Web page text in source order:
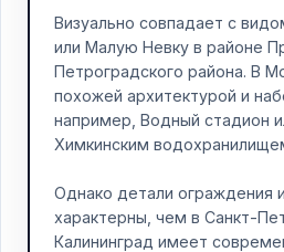
Визуально совпадает с
или Малую Невку в районе
Петроградского района. В
похожей архитектурой и
например, Водный стадион
Химкинским
Однако детали ограждения
характерны, чем в Санкт-
Калининград имеет